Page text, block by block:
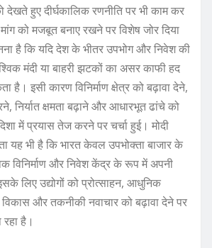
देखते हुए दीर्घकालिक रणनीति पर भी काम कर
को मजबूत बनाए रखने पर विशेष जोर दिया
है कि यदि देश के भीतर उपभोग और निवेश की
मंदी या बाहरी झटकों का असर काफी हद
इसी कारण विनिर्माण क्षेत्र को बढ़ावा देने,
निर्यात क्षमता बढ़ाने और आधारभूत ढांचे को
में प्रयास तेज करने पर चर्चा हुई। मोदी
यह भी है कि भारत केवल उपभोक्ता बाजार के
विनिर्माण और निवेश केंद्र के रूप में अपनी
लिए उद्योगों को प्रोत्साहन, आधुनिक
और तकनीकी नवाचार को बढ़ावा देने पर
है।